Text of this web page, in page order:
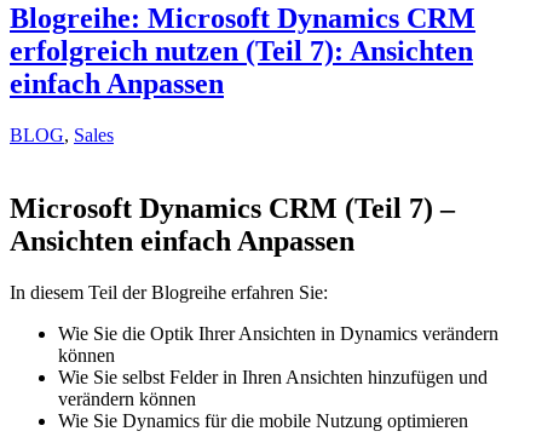
Blogreihe: Microsoft Dynamics CRM
erfolgreich nutzen (Teil 7): Ansichten
einfach Anpassen
BLOG, Sales
Microsoft Dynamics CRM (Teil 7) –
Ansichten einfach Anpassen
In diesem Teil der Blogreihe erfahren Sie:
Wie Sie die Optik Ihrer Ansichten in Dynamics verändern
können
Wie Sie selbst Felder in Ihren Ansichten hinzufügen und
verändern können
Wie Sie Dynamics für die mobile Nutzung optimieren